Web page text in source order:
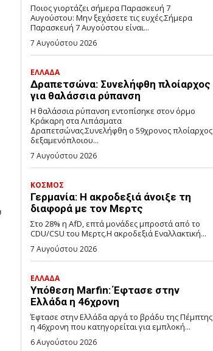
Ποιος γιορτάζει σήμερα Παρασκευή 7
Αυγούστου: Μην ξεχάσετε τις ευχές.Σήμερα
Παρασκευή 7 Αυγούστου είναι...
7 Αυγούστου 2026
ΕΛΛΑΔΑ
Δραπετσώνα: Συνελήφθη πλοίαρχος
για θαλάσσια ρύπανση
Η θαλάσσια ρύπανση εντοπίσηκε στον όρμο
Κράκαρη στα Λιπάσματα
Δραπετσώνας.Συνελήφθη ο 59χρονος πλοίαρχος
δεξαμενόπλοιου...
7 Αυγούστου 2026
ΚΟΣΜΟΣ
Γερμανία: Η ακροδεξιά άνοιξε τη
διαφορά με τον Μερτς
Στο 28% η AfD, επτά μονάδες μπροστά από το
CDU/CSU του Μερτς.Η ακροδεξιά Εναλλακτική...
7 Αυγούστου 2026
ΕΛΛΑΔΑ
Υπόθεση Marfin: Έφτασε στην
Ελλάδα η 46χρονη
Έφτασε στην Ελλάδα αργά το βράδυ της Πέμπτης
η 46χρονη που κατηγορείται για εμπλοκή...
6 Αυγούστου 2026